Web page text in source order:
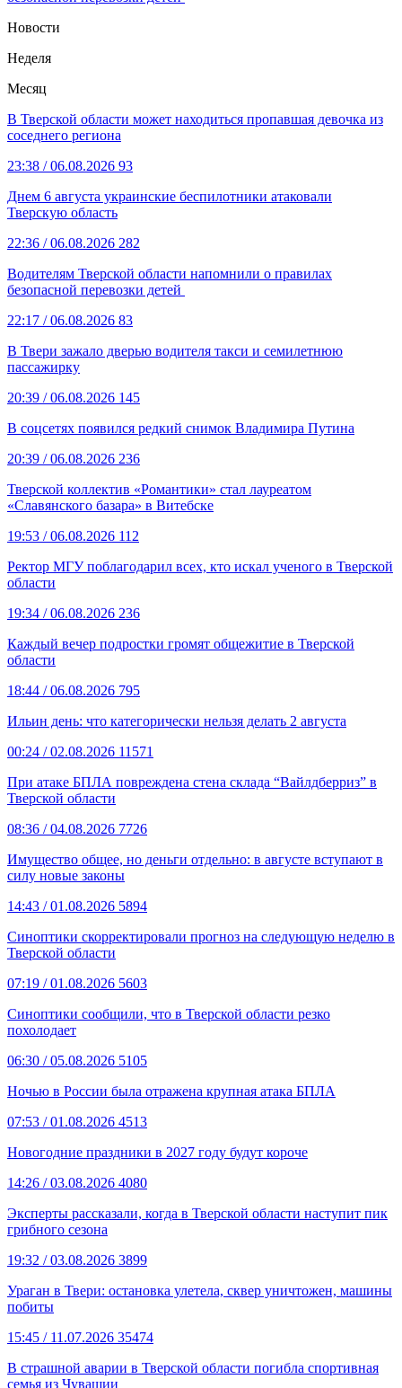
Новости
Неделя
Месяц
В Тверской области может находиться пропавшая девочка из
соседнего региона
23:38 / 06.08.2026 93
Днем 6 августа украинские беспилотники атаковали
Тверскую область
22:36 / 06.08.2026 282
Водителям Тверской области напомнили о правилах
безопасной перевозки детей
22:17 / 06.08.2026 83
В Твери зажало дверью водителя такси и семилетнюю
пассажирку
20:39 / 06.08.2026 145
В соцсетях появился редкий снимок Владимира Путина
20:39 / 06.08.2026 236
Тверской коллектив «Романтики» стал лауреатом
«Славянского базара» в Витебске
19:53 / 06.08.2026 112
Ректор МГУ поблагодарил всех, кто искал ученого в Тверской
области
19:34 / 06.08.2026 236
Каждый вечер подростки громят общежитие в Тверской
области
18:44 / 06.08.2026 795
Ильин день: что категорически нельзя делать 2 августа
00:24 / 02.08.2026 11571
При атаке БПЛА повреждена стена склада “Вайлдберриз” в
Тверской области
08:36 / 04.08.2026 7726
Имущество общее, но деньги отдельно: в августе вступают в
силу новые законы
14:43 / 01.08.2026 5894
Синоптики скорректировали прогноз на следующую неделю в
Тверской области
07:19 / 01.08.2026 5603
Синоптики сообщили, что в Тверской области резко
похолодает
06:30 / 05.08.2026 5105
Ночью в России была отражена крупная атака БПЛА
07:53 / 01.08.2026 4513
Новогодние праздники в 2027 году будут короче
14:26 / 03.08.2026 4080
Эксперты рассказали, когда в Тверской области наступит пик
грибного сезона
19:32 / 03.08.2026 3899
Ураган в Твери: остановка улетела, сквер уничтожен, машины
побиты
15:45 / 11.07.2026 35474
В страшной аварии в Тверской области погибла спортивная
семья из Чувашии